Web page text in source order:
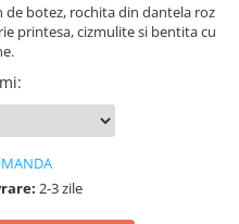
botez, rochita din dantela roz
printesa, cizmulite si bentita cu
:
2-3 zile